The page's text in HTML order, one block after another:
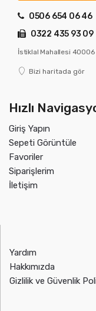
0506 654 06 46
0322 435 93 09
İstiklal Mahallesi 40006
Bizi haritada gör
Hızlı
Giriş Yapın
Sepeti Görüntüle
Favoriler
Siparişlerim
İletişim
Yardım
Hakkımızda
Gizlilik ve Güvenlik